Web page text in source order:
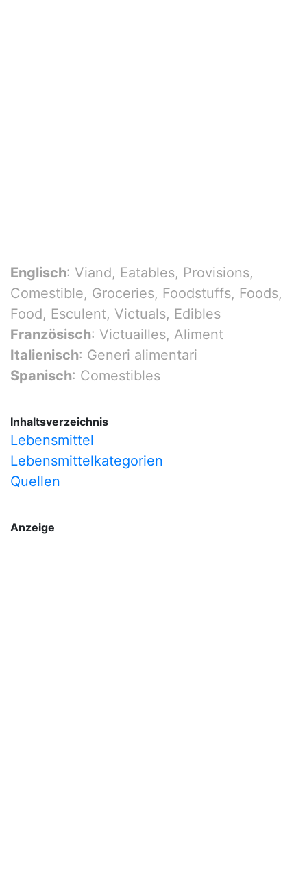
Englisch: Viand, Eatables, Provisions,
Comestible, Groceries, Foodstuffs, Foods,
Food, Esculent, Victuals, Edibles
Französisch: Victuailles, Aliment
Italienisch: Generi alimentari
Spanisch: Comestibles
Inhaltsverzeichnis
Lebensmittel
Lebensmittelkategorien
Quellen
Anzeige